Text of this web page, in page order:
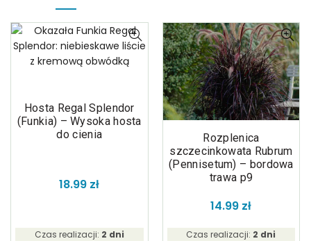
Hosta Regal Splendor
(Funkia) – Wysoka hosta
do cienia
18.99 zł
Czas realizacji: 2 dni
Rozplenica
szczecinkowata Rubrum
(Pennisetum) – bordowa
trawa p9
14.99 zł
Czas realizacji: 2 dni